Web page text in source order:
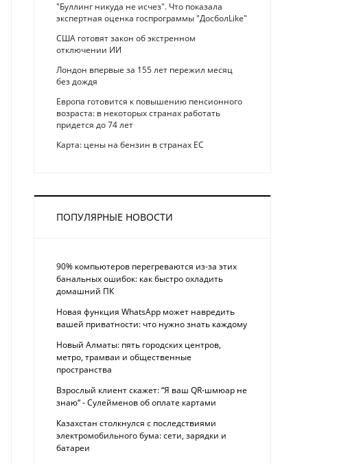
"Буллинг никуда не исчез". Что показала
экспертная оценка госпрограммы "ДосболLike"
США готовят закон об экстренном
отключении ИИ
Лондон впервые за 155 лет пережил месяц
без дождя
Европа готовится к повышению пенсионного
возраста: в некоторых странах работать
придется до 74 лет
Карта: цены на бензин в странах ЕС
ПОПУЛЯРНЫЕ НОВОСТИ
90% компьютеров перегреваются из-за этих
банальных ошибок: как быстро охладить
домашний ПК
Новая функция WhatsApp может навредить
вашей приватности: что нужно знать каждому
Новый Алматы: пять городских центров,
метро, трамваи и общественные
пространства
Взрослый клиент скажет: “Я ваш QR-шмюар не
знаю“ - Сулейменов об оплате картами
Казахстан столкнулся с последствиями
электромобильного бума: сети, зарядки и
батареи